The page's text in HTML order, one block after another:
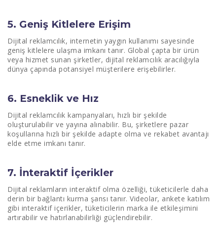
5. Geniş Kitlelere Erişim
Dijital reklamcılık, internetin yaygın kullanımı sayesinde
geniş kitlelere ulaşma imkanı tanır. Global çapta bir ürün
veya hizmet sunan şirketler, dijital reklamcılık aracılığıyla
dünya çapında potansiyel müşterilere erişebilirler.
6. Esneklik ve Hız
Dijital reklamcılık kampanyaları, hızlı bir şekilde
oluşturulabilir ve yayına alınabilir. Bu, şirketlere pazar
koşullarına hızlı bir şekilde adapte olma ve rekabet avantajı
elde etme imkanı tanır.
7. İnteraktif İçerikler
Dijital reklamların interaktif olma özelliği, tüketicilerle daha
derin bir bağlantı kurma şansı tanır. Videolar, ankete katılım
gibi interaktif içerikler, tüketicilerin marka ile etkileşimini
artırabilir ve hatırlanabilirliği güçlendirebilir.